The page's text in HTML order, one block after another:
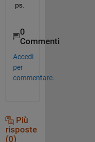
ps.
0
Commenti
Accedi
per
commentare.
Più
risposte
(0)